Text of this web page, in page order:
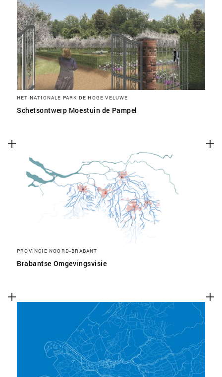
HET NATIONALE PARK DE HOGE VELUWE
Schetsontwerp Moestuin de Pampel
PROVINCIE NOORD-BRABANT
Brabantse Omgevingsvisie